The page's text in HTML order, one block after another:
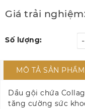
Giá trải
Số lượng: -
MÔ TẢ SẢN PHẨM
Dầu gội chứa
tăng cường sức